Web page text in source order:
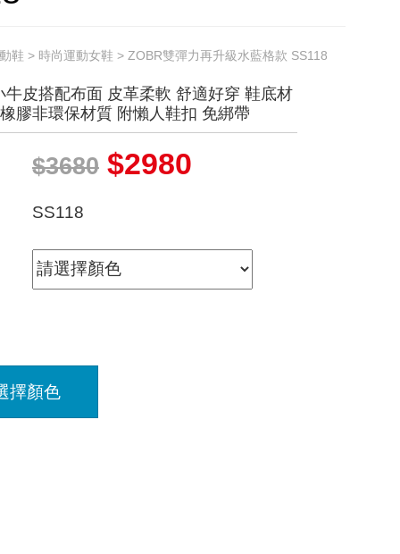
鞋 > 時尚運動女鞋 > ZOBR雙彈力再升級水藍格款 SS118
牛皮搭配布面 皮革柔軟 舒適好穿 鞋底材
膠非環保材質 附懶人鞋扣 免綁帶
$3680$2980
SS118
擇顏色